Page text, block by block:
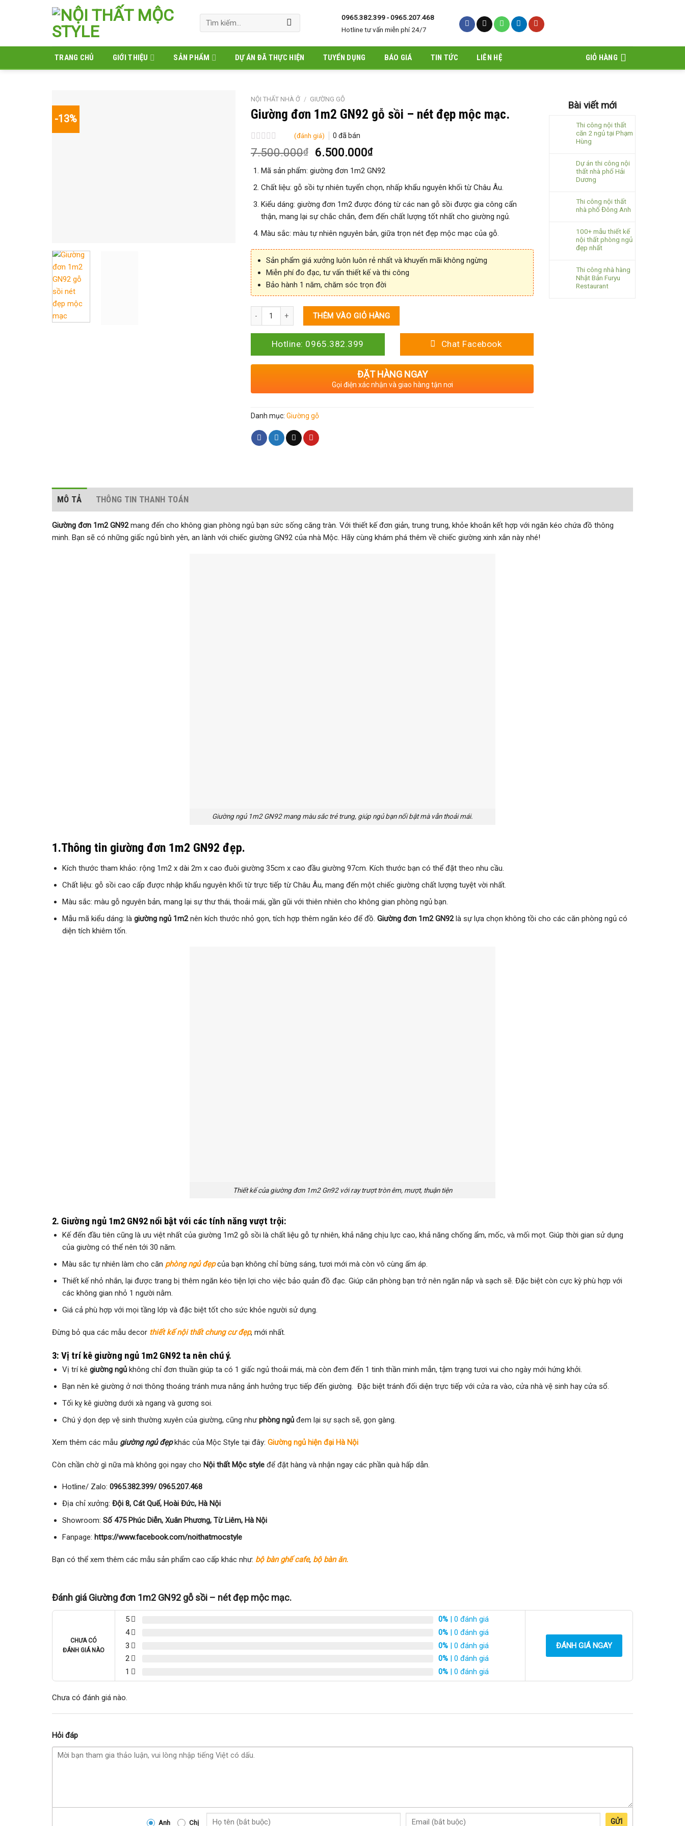
Tìm
0965.382.399 - 0965.207.468
Hotline tư vấn miễn phí 24/7
TRANG CHỦ GIỚI THIỆU SẢN PHẨM DỰ ÁN ĐÃ THỰC HIỆN TUYỂN DỤNG BÁO GIÁ TIN TỨC LIÊN HỆ GIỎ HÀNG
-13%
NỘI THẤT NHÀ Ở / GIƯỜNG GỖ
Giường đơn 1m2 GN92 gỗ sồi – nét đẹp mộc mạc.
Được
xếp
sao
(đánh giá) 0 đã bán
7.500.000₫
Giá
gốc
là:
7.500.000₫.
6.500.000₫Giá
tại
là:
6.500.000₫.
Mã sản phẩm: giường đơn 1m2 GN92
Chất liệu: gỗ sồi tự nhiên tuyển chọn, nhấp khẩu nguyên khối từ Châu Âu.
Kiểu dáng: giường đơn 1m2 được đóng từ các nan gỗ sồi được gia công cẩn
thận, mang lại sự chắc chắn, đem đến chất lượng tốt nhất cho giường ngủ.
Màu sắc: màu tự nhiên nguyên bản, giữa trọn nét đẹp mộc mạc của gỗ.
Sản phẩm giá xưởng luôn luôn rẻ nhất và khuyến mãi không ngừng
Miễn phí đo đạc, tư vấn thiết kế và thi công
Bảo hành 1 năm, chăm sóc trọn đời
Số lượng
THÊM VÀO GIỎ HÀNG
Hotline: 0965.382.399 Chat Facebook
ĐẶT HÀNG NGAY
Gọi điện xác nhận và giao hàng tận nơi
Danh mục: Giường gỗ
Bài viết mới
Thi công nội thất
căn 2 ngủ tại Phạm
Hùng
Dự án thi công nội
thất nhà phố Hải
Dương
Thi công nội thất
nhà phố Đông Anh
100+ mẫu thiết kế
nội thất phòng ngủ
đẹp nhất
Thi công nhà hàng
Nhật Bản Furyu
Restaurant
MÔ TẢ THÔNG TIN THANH TOÁN
Giường đơn 1m2 GN92mang đến cho không gian phòng ngủ bạn sức sống căng tràn. Với thiết kế đơn giản, trung trung, khỏe khoắn kết hợp với ngăn kéo chứa đồ thông
minh. Bạn sẽ có những giấc ngủ bình yên, an lành với chiếc giường GN92 của nhà Mộc. Hãy cùng khám phá thêm về chiếc giường xinh xắn này nhé!
Giường ngủ 1m2 GN92 mang màu sắc trẻ trung, giúp ngủ bạn nổi bật mà vẫn thoải mái.
1.Thông tin giường đơn 1m2 GN92 đẹp.
Kích thước tham khảo: rộng 1m2 x dài 2m x cao đuôi giường 35cm x cao đầu giường 97cm. Kích thước bạn có thể đặt theo nhu cầu.
Chất liệu: gỗ sồi cao cấp được nhập khẩu nguyên khối từ trực tiếp từ Châu Âu, mang đến một chiếc giường chất lượng tuyệt vời nhất.
Màu sắc: màu gỗ nguyên bản, mang lại sự thư thái, thoải mái, gần gũi với thiên nhiên cho không gian phòng ngủ bạn.
Mẫu mã kiểu dáng: làgiường ngủ 1m2nên kích thước nhỏ gọn, tích hợp thêm ngăn kéo để đồ. Giường đơn 1m2 GN92là sự lựa chọn không tồi cho các căn phòng ngủ có
diện tích khiêm tốn.
Thiết kế của giường đơn 1m2 Gn92 với ray trượt tròn êm, mượt, thuận tiện
2. Giường ngủ 1m2 GN92 nổi bật với các tính năng vượt trội:
Kế đến đầu tiên cũng là ưu việt nhất của giường 1m2 gỗ sồi là chất liệu gỗ tự nhiên, khả năng chịu lực cao, khả năng chống ẩm, mốc, và mối mọt. Giúp thời gian sử dụng
của giường có thể nên tới 30 năm.
Màu sắc tự nhiên làm cho căn phòng ngủ đẹpcủa bạn không chỉ bừng sáng, tươi mới mà còn vô cùng ấm áp.
Thiết kế nhỏ nhắn, lại được trang bị thêm ngăn kéo tiện lợi cho việc bảo quản đồ đạc. Giúp căn phòng bạn trở nên ngăn nắp và sạch sẽ. Đặc biệt còn cực kỳ phù hợp với
các không gian nhỏ 1 người nằm.
Giá cả phù hợp với mọi tầng lớp và đặc biệt tốt cho sức khỏe người sử dụng.
Đừng bỏ qua các mẫu decor thiết kế nội thất chung cư đẹp, mới nhất.
3: Vị trí kê giường ngủ 1m2 GN92 ta nên chú ý.
Vị trí kê giường ngủ không chỉ đơn thuần giúp ta có 1 giấc ngủ thoải mái, mà còn đem đến 1 tinh thần minh mẫn, tậm trạng tươi vui cho ngày mới hứng khởi.
Bạn nên kê giường ở nơi thông thoáng tránh mưa nắng ảnh hưởng trục tiếp đến giường. Đặc biệt tránh đối diện trực tiếp với cửa ra vào, cửa nhà vệ sinh hay cửa sổ.
Tối kỵ kê giường dưới xà ngang và gương soi.
Chú ý dọn dẹp vệ sinh thường xuyên của giường, cũng nhưphòng ngủđem lại sự sạch sẽ, gọn gàng.
Xem thêm các mẫu giường ngủ đẹpkhác của Mộc Style tại đây: Giường ngủ hiện đại Hà Nội
Còn chần chờ gì nữa mà không gọi ngay cho Nội thất Mộc style để đặt hàng và nhận ngay các phần quà hấp dẫn.
Hotline/ Zalo: 0965.382.399/ 0965.207.468
Địa chỉ xưởng: Đội 8, Cát Quế, Hoài Đức, Hà Nội
Showroom: Số 475 Phúc Diễn, Xuân Phương, Từ Liêm, Hà Nội
Fanpage: https://www.facebook.com/noithatmocstyle
Bạn có thể xem thêm các mẫu sản phẩm cao cấp khác như: bộ bàn ghế cafe, bộ bàn ăn.
Đánh giá Giường đơn 1m2 GN92 gỗ sồi – nét đẹp mộc mạc.
CHƯA CÓ
ĐÁNH GIÁ NÀO
5 0% | 0 đánh giá
4
0% | 0 đánh giá
3
0% | 0 đánh giá
2
0% | 0 đánh giá
1
0% | 0 đánh giá
ĐÁNH GIÁ NGAY
Chưa có đánh giá nào.
Hỏi đáp
Anh Chị GỬI